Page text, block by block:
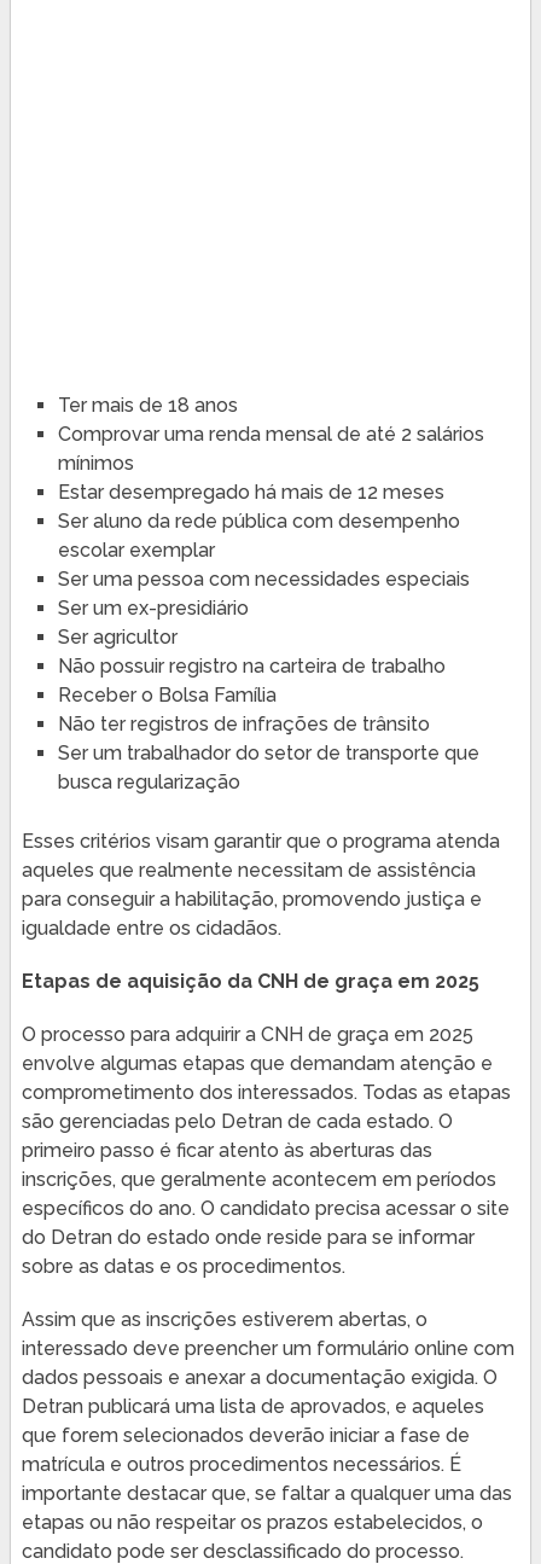
Ter mais de 18 anos
Comprovar uma renda mensal de até 2 salários
mínimos
Estar desempregado há mais de 12 meses
Ser aluno da rede pública com desempenho
escolar exemplar
Ser uma pessoa com necessidades especiais
Ser um ex-presidiário
Ser agricultor
Não possuir registro na carteira de trabalho
Receber o Bolsa Família
Não ter registros de infrações de trânsito
Ser um trabalhador do setor de transporte que
busca regularização
Esses critérios visam garantir que o programa atenda
aqueles que realmente necessitam de assistência
para conseguir a habilitação, promovendo justiça e
igualdade entre os cidadãos.
Etapas de aquisição da CNH de graça em 2025
O processo para adquirir a CNH de graça em 2025
envolve algumas etapas que demandam atenção e
comprometimento dos interessados. Todas as etapas
são gerenciadas pelo Detran de cada estado. O
primeiro passo é ficar atento às aberturas das
inscrições, que geralmente acontecem em períodos
específicos do ano. O candidato precisa acessar o site
do Detran do estado onde reside para se informar
sobre as datas e os procedimentos.
Assim que as inscrições estiverem abertas, o
interessado deve preencher um formulário online com
dados pessoais e anexar a documentação exigida. O
Detran publicará uma lista de aprovados, e aqueles
que forem selecionados deverão iniciar a fase de
matrícula e outros procedimentos necessários. É
importante destacar que, se faltar a qualquer uma das
etapas ou não respeitar os prazos estabelecidos, o
candidato pode ser desclassificado do processo.